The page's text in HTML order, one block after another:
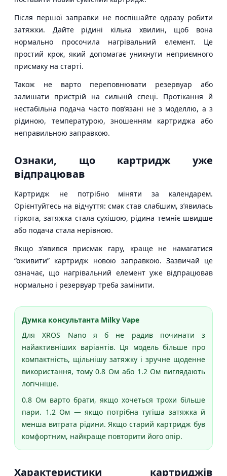
Після першої заправки не поспішайте одразу робити
затяжки. Дайте рідині кілька хвилин, щоб вона
нормально просочила нагрівальний елемент. Це
простий крок, який допомагає уникнути неприємного
присмаку на старті.
Також не варто переповнювати резервуар або
залишати пристрій на сильній спеці. Протікання й
нестабільна подача часто пов’язані не з моделлю, а з
рідиною, температурою, зношенням картриджа або
неправильною заправкою.
Ознаки, що картридж уже
відпрацював
Картридж не потрібно міняти за календарем.
Орієнтуйтесь на відчуття: смак став слабшим, з’явилась
гіркота, затяжка стала сухішою, рідина темніє швидше
або подача стала нерівною.
Якщо з’явився присмак гару, краще не намагатися
“оживити” картридж новою заправкою. Зазвичай це
означає, що нагрівальний елемент уже відпрацював
нормально і резервуар треба замінити.
Думка консультанта Milky Vape
Для XROS Nano я б не радив починати з
найактивніших варіантів. Ця модель більше про
компактність, щільнішу затяжку і зручне щоденне
використання, тому 0.8 Ом або 1.2 Ом виглядають
логічніше.
0.8 Ом варто брати, якщо хочеться трохи більше
пари. 1.2 Ом — якщо потрібна тугіша затяжка й
менша витрата рідини. Якщо старий картридж був
комфортним, найкраще повторити його опір.
Характеристики картриджів